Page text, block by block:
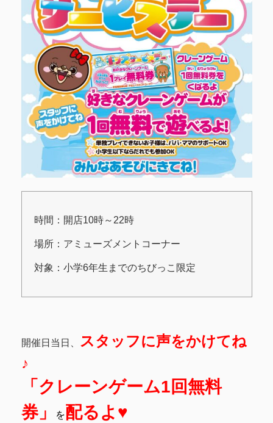
時間：開店10時～22時
場所：アミューズメントコーナー
対象：小学6年生までのちびっこ限定
開催日当日、 スタッフに声をかけてね
♪
「クレーンゲーム1回無料
券」
を配るよ♥